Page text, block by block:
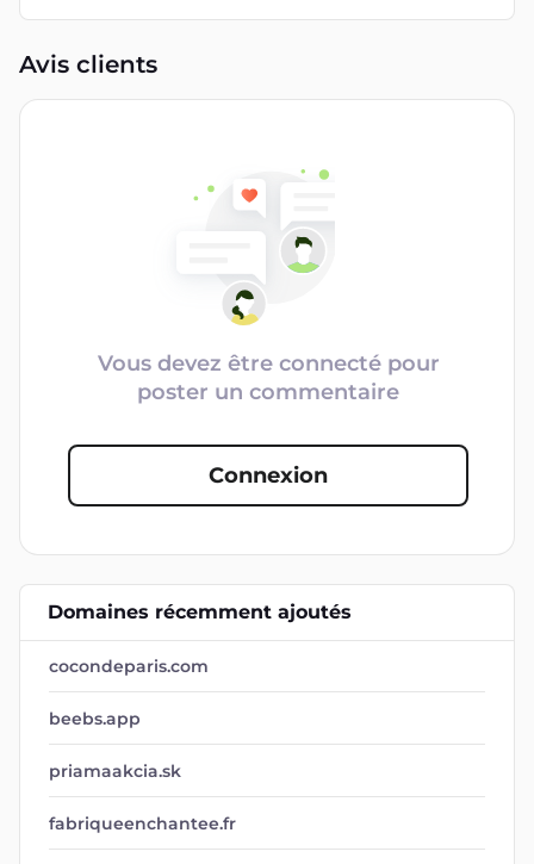
Avis clients
Vous devez être connecté pour
poster un commentaire
Connexion
Domaines récemment ajoutés
cocondeparis.com
beebs.app
priamaakcia.sk
fabriqueenchantee.fr